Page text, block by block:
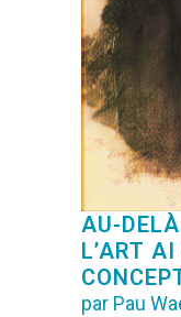
AU-
L’ART
par Pau